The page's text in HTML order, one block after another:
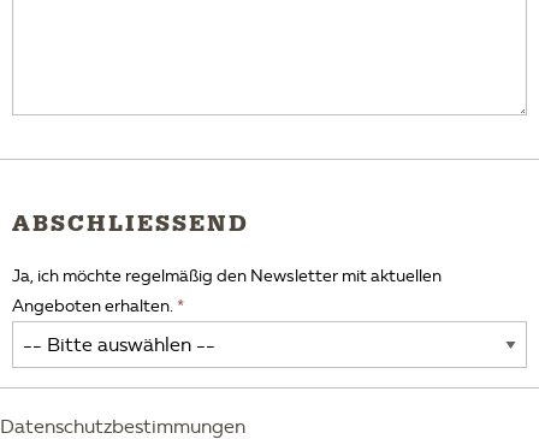
ABSCHLIESSEND
Ja, ich möchte regelmäßig den Newsletter mit aktuellen
Angeboten erhalten.
Datenschutzbestimmungen